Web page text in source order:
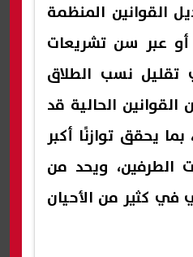
القوانين المنظمة
أو عبر سن تشريعات
نسب الطلاق
القوانين الحالية قد
يحقق توازنًا أكبر
الطرفين، ويحد من
في كثير من الأحيان